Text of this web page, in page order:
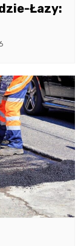
Łazy: